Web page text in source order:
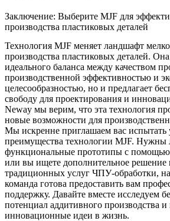
Заключение: Выберите MJF для
производства пластиковых деталей
Технология MJF меняет ландшафт
производства пластиковых деталей.
идеального баланса между качеством
производственной эффективностью и
целесообразностью, но и предлагает
свободу для проектирования и
Neway мы верим, что эта технология
новые возможности для
Мы искренне приглашаем вас испытать
преимущества технологии MJF. Нужны
функциональные прототипы с помощью
или вы ищете дополнительное
традиционных услуг ЧПУ-обработки,
команда готова предоставить вам
поддержку. Давайте вместе исследуем
потенциал аддитивного производства
инновационные идеи в жизнь.